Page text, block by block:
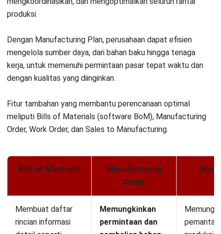
Manfaat AI Quality Control untuk
Deteksi Cacat Produksi Lebih Awal